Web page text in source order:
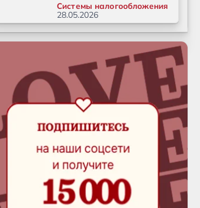
Системы налогообложения
28.05.2026